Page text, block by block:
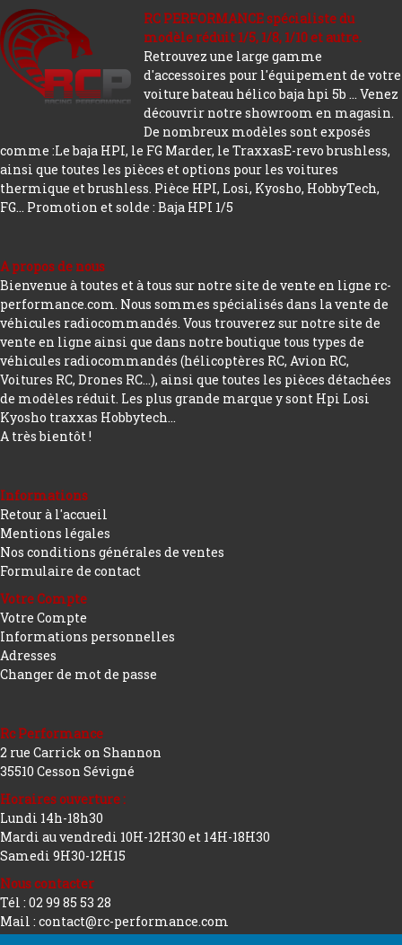
RC PERFORMANCE spécialiste du
modèle réduit 1/5, 1/8, 1/10 et autre.
Retrouvez une large gamme
d'accessoires pour l'équipement de votre
voiture bateau hélico baja hpi 5b ... Venez
découvrir notre showroom en magasin.
De nombreux modèles sont exposés
comme :Le baja HPI, le FG Marder, le TraxxasE-revo brushless,
ainsi que toutes les pièces et options pour les voitures
thermique et brushless. Pièce HPI, Losi, Kyosho, HobbyTech,
FG... Promotion et solde : Baja HPI 1/5
A propos de nous
Bienvenue à toutes et à tous sur notre site de vente en ligne rc-
performance.com. Nous sommes spécialisés dans la vente de
véhicules radiocommandés. Vous trouverez sur notre site de
vente en ligne ainsi que dans notre boutique tous types de
véhicules radiocommandés (hélicoptères RC, Avion RC,
Voitures RC, Drones RC…), ainsi que toutes les pièces détachées
de modèles réduit. Les plus grande marque y sont Hpi Losi
Kyosho traxxas Hobbytech...
A très bientôt !
Informations
Retour à l'accueil
Mentions légales
Nos conditions générales de ventes
Formulaire de contact
Votre Compte
Votre Compte
Informations personnelles
Adresses
Changer de mot de passe
Rc Performance
2 rue Carrick on Shannon
35510 Cesson Sévigné
Horaires ouverture :
Lundi 14h-18h30
Mardi au vendredi 10H-12H30 et 14H-18H30
Samedi 9H30-12H15
Nous contacter
Tél : 02 99 85 53 28
Mail : contact@rc-performance.com